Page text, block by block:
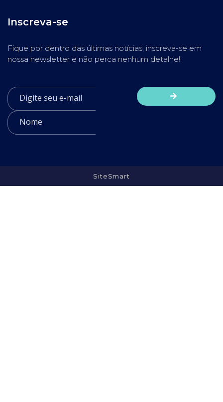
Inscreva-se
Fique por dentro das últimas notícias, inscreva-se em
nossa newsletter e não perca nenhum detalhe!
SiteSmart